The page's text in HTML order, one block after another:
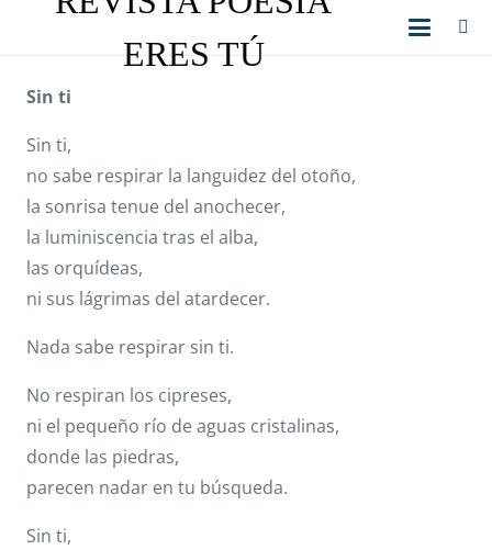
ERES TÚ
Sin ti
Sin ti,
no sabe respirar la languidez del otoño,
la sonrisa tenue del anochecer,
la luminiscencia tras el alba,
las orquídeas,
ni sus lágrimas del atardecer.
Nada sabe respirar sin ti.
No respiran los cipreses,
ni el pequeño río de aguas cristalinas,
donde las piedras,
parecen nadar en tu búsqueda.
Sin ti,